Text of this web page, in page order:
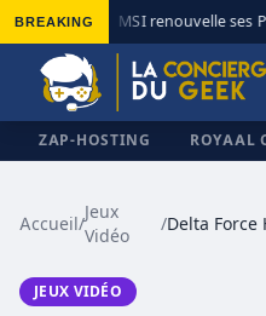
BREAKING MSI renouvelle ses
ZAP-HOSTING ROYAAL
Accueil/
Jeux
Vidéo
/
JEUX VIDÉO